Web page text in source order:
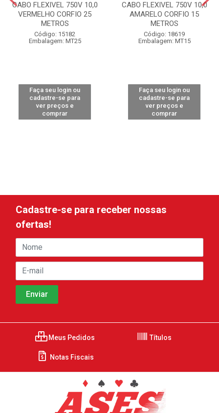
CABO FLEXIVEL 750V 10,0
VERMELHO CORFIO 25
METROS
Código: 15182
Embalagem: MT25
Faça seu login ou
cadastre-se para
ver preços e
comprar
CABO FLEXIVEL 750V 10,0
AMARELO CORFIO 15
METROS
Código: 18619
Embalagem: MT15
Faça seu login ou
cadastre-se para
ver preços e
comprar
Cadastre-se para receber nossas
ofertas!
Meus Pedidos Títulos
Notas Fiscais